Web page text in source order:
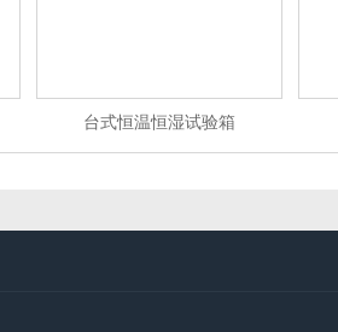
台式恒温恒湿试验箱